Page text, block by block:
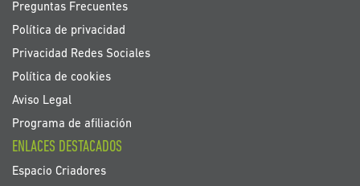
Preguntas Frecuentes
Política de privacidad
Privacidad Redes Sociales
Política de cookies
Aviso Legal
Programa de afiliación
ENLACES DESTACADOS
Espacio Criadores